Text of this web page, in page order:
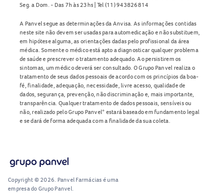
Seg. a Dom. - Das 7h às 23hs | Tel (11) 943826814
A Panvel segue as determinações da Anvisa. As informações contidas
neste site não devem ser usadas para automedicação e não substituem,
em hipótese alguma, as orientações dadas pelo profissional da área
médica. Somente o médico está apto a diagnosticar qualquer problema
de saúde e prescrever o tratamento adequado. Ao persistirem os
sintomas, um médico deverá ser consultado. O Grupo Panvel realiza o
tratamento de seus dados pessoais de acordo com os princípios da boa-
fé, finalidade, adequação, necessidade, livre acesso, qualidade de
dados, segurança, prevenção, não discriminação e, mais importante,
transparência. Qualquer tratamento de dados pessoais, sensíveis ou
não, realizado pelo Grupo Panvel* estará baseado em fundamento legal
e se dará de forma adequada com a finalidade da sua coleta.
Copyright © 2026. Panvel Farmácias é uma
empresa do Grupo Panvel.